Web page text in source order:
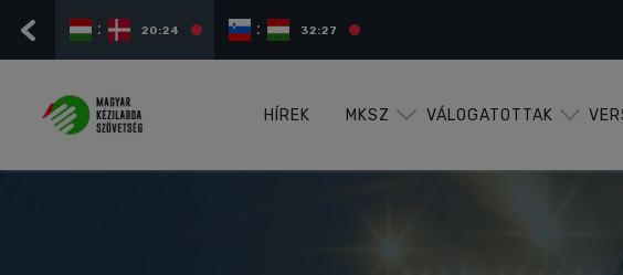
: 20:24 : 32:27
HÍREK MKSZ VÁLOGATOTTAK